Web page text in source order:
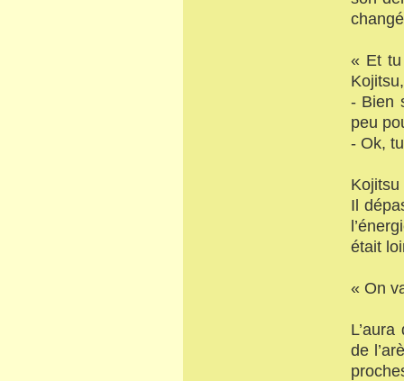
« Et
- Bien
peu
- Ok,
Il
était
« On
de